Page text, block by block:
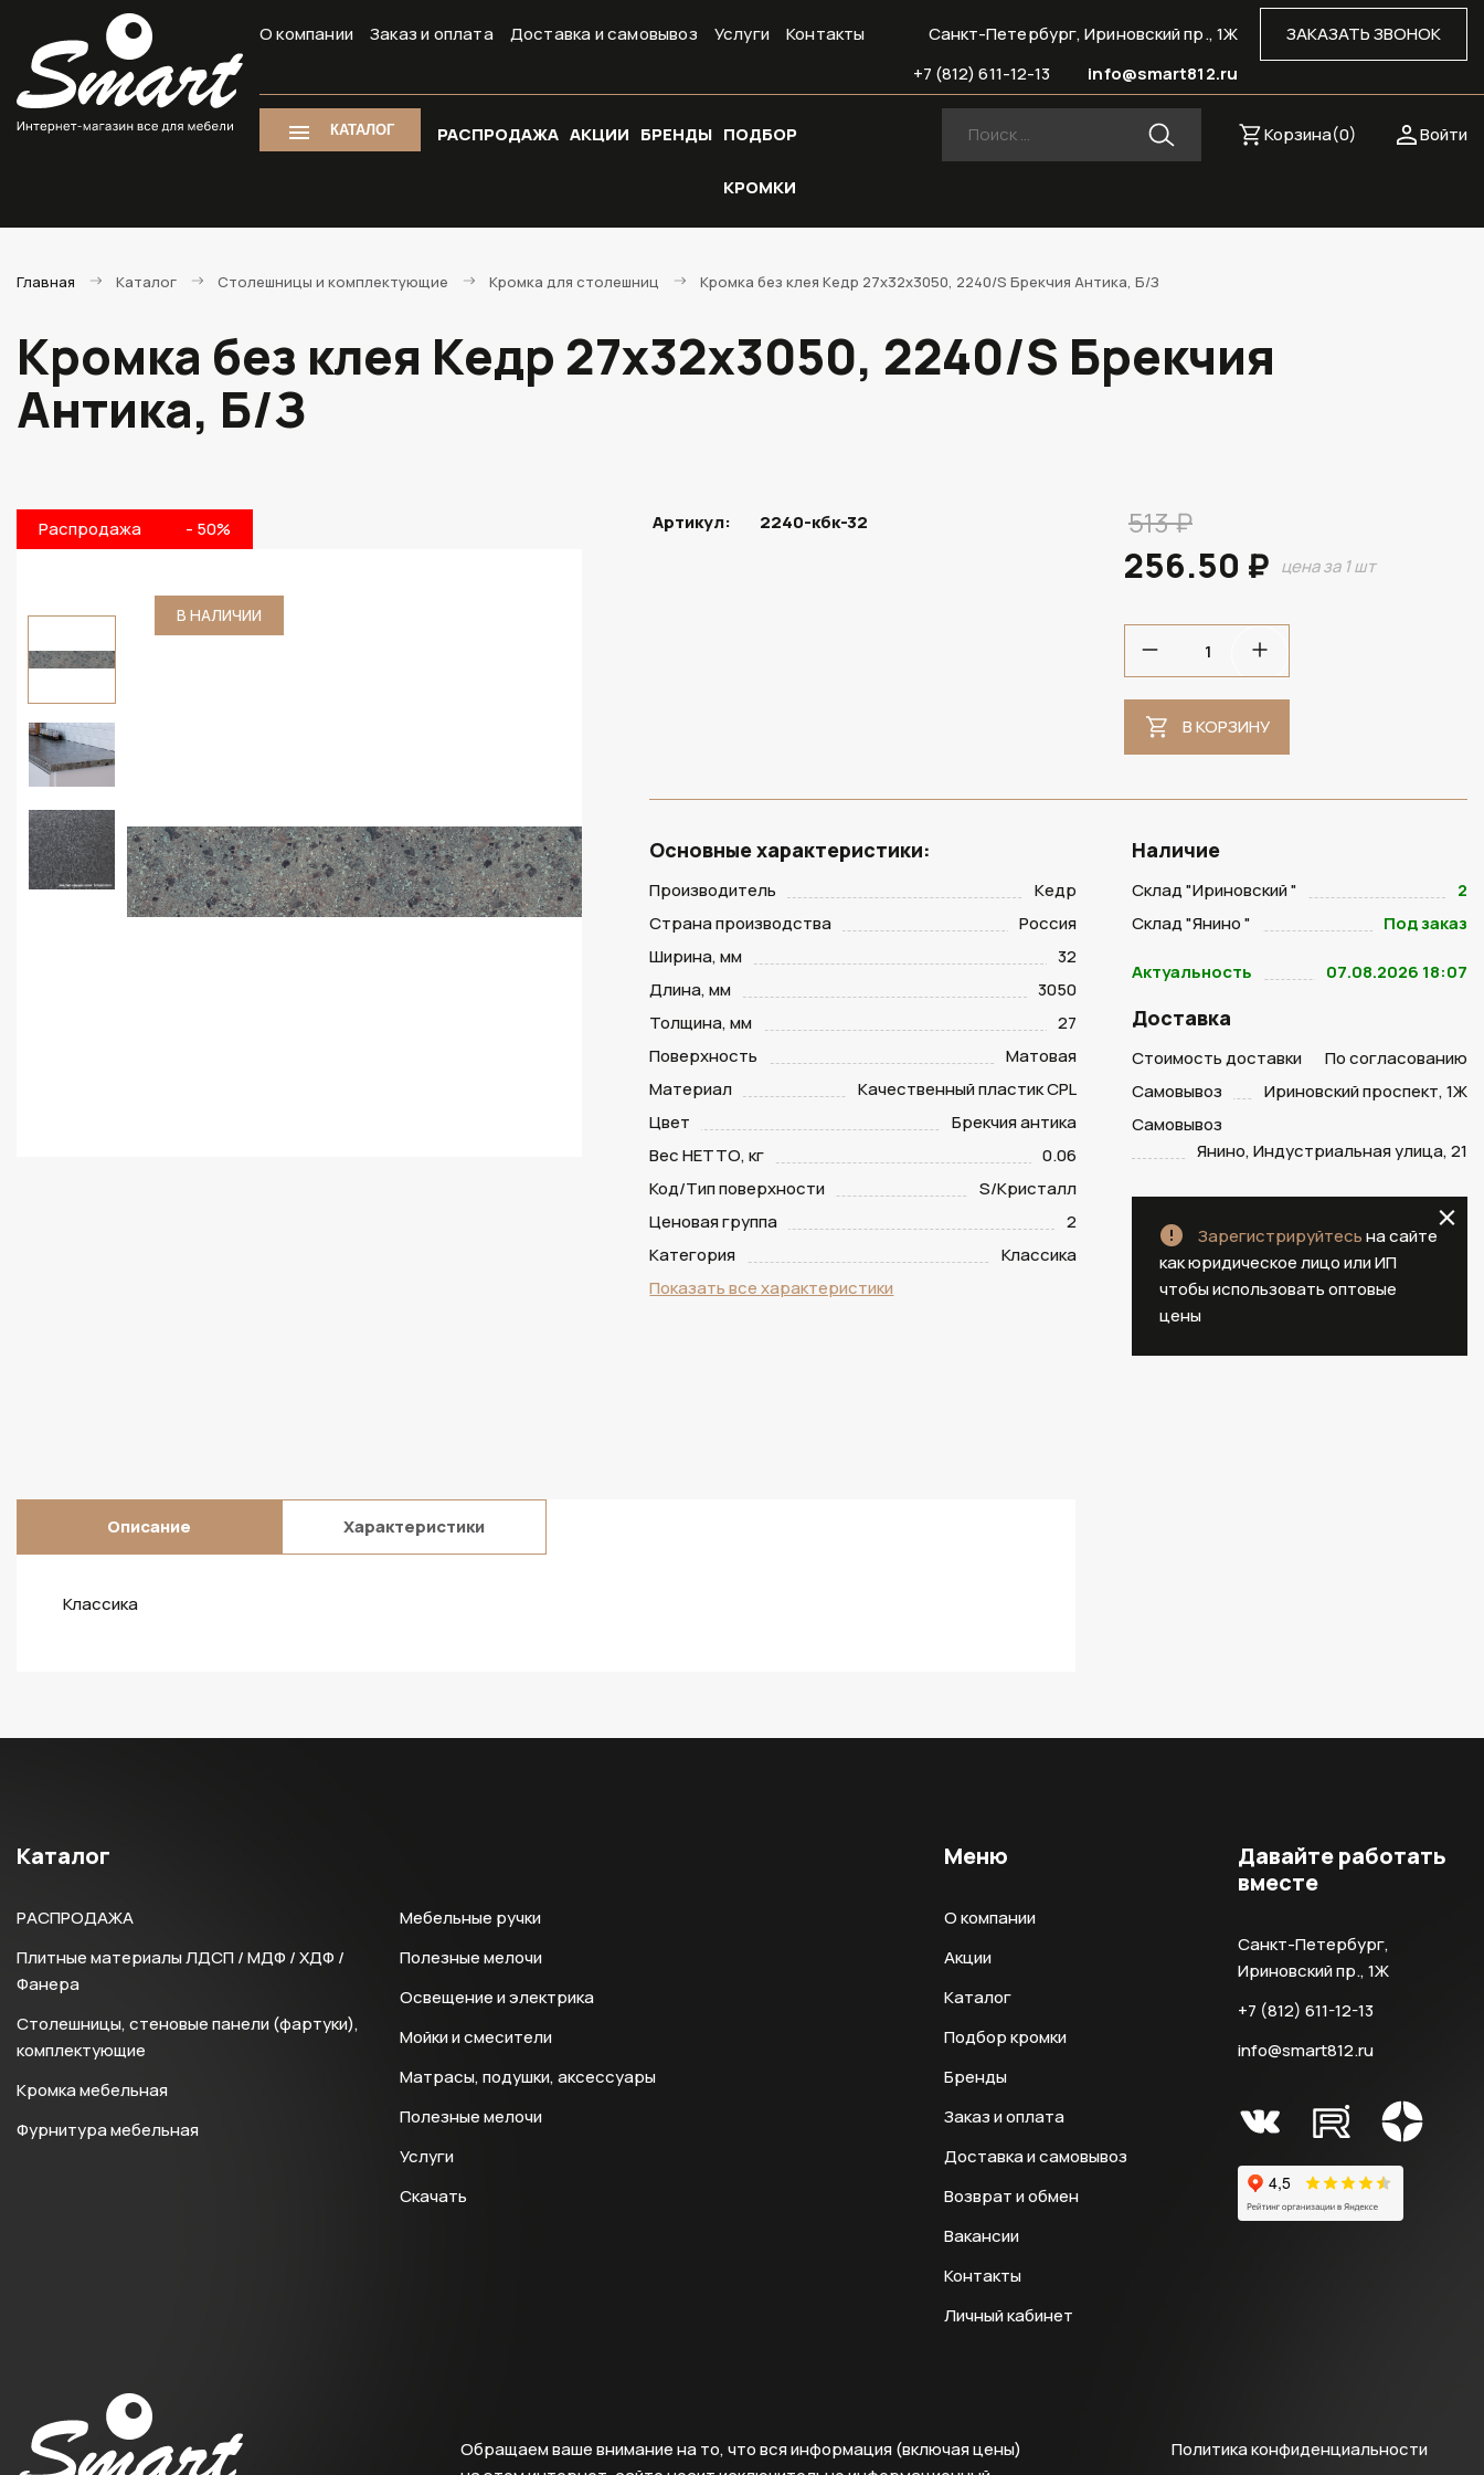
О компании Заказ и оплата Доставка и самовывоз Услуги Контакты ЗАКАЗАТЬ ЗВОНОК
Санкт-Петербург, Ириновский пр., 1Ж
info@smart812.ru
+7 (812) 611-12-13
КАТАЛОГ РАСПРОДАЖА АКЦИИ БРЕНДЫ ПОДБОР
КРОМКИ
Войти
Корзина(0)
Главная Каталог Столешницы и комплектующие Кромка для столешниц Кромка без клея Кедр 27х32х3050, 2240/S Брекчия Антика, Б/З
Кромка без клея Кедр 27х32х3050, 2240/S Брекчия
Антика, Б/З
Распродажа - 50%
В НАЛИЧИИ
Артикул: 2240-кбк-32 513 ₽
256.50 ₽ цена за 1 шт
В КОРЗИНУ
Основные характеристики:
Производитель
Кедр
Страна производства
Россия
Ширина, мм
32
Длина, мм
3050
Толщина, мм
27
Поверхность
Матовая
Материал
Качественный пластик CPL
Цвет
Брекчия антика
Вес НЕТТО, кг
0.06
Код/Тип поверхности
S/Кристалл
Ценовая группа
2
Категория
Классика
Показать все характеристики
Наличие
Склад "Ириновский "
2
Склад "Янино "
Под заказ
Актуальность 07.08.2026 18:07
Доставка
Стоимость доставки
По согласованию
Самовывоз
Ириновский проспект, 1Ж
Самовывоз
Янино, Индустриальная улица, 21
Зарегистрируйтесьна сайте
как юридическое лицо или ИП
чтобы использовать оптовые
цены
Описание Характеристики
Классика
Каталог
РАСПРОДАЖА
Плитные материалы ЛДСП / МДФ / ХДФ /
Фанера
Столешницы, стеновые панели (фартуки),
комплектующие
Кромка мебельная
Фурнитура мебельная
Мебельные ручки
Полезные мелочи
Освещение и электрика
Мойки и смесители
Матрасы, подушки, аксессуары
Полезные мелочи
Услуги
Скачать
Меню
О компании
Акции
Каталог
Подбор кромки
Бренды
Заказ и оплата
Доставка и самовывоз
Возврат и обмен
Вакансии
Контакты
Личный кабинет
Давайте работать
вместе
Санкт-Петербург,
Ириновский пр., 1Ж
+7 (812) 611-12-13
info@smart812.ru
Политика конфиденциальности
Обращаем ваше внимание на то, что вся информация (включая цены)